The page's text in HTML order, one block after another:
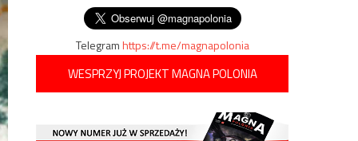
Telegramhttps://t.me/magnapolonia
WESPRZYJ PROJEKT MAGNA POLONIA